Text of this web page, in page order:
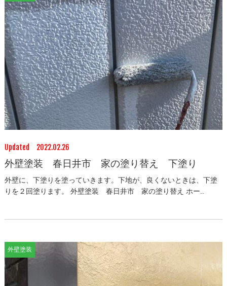
Updated 2022.02.26
外壁塗装 春日井市 家の塗り替え 下塗り
外壁に、下塗りを塗っていきます。下地が、良くないときは、下塗
りを２回塗ります。 外壁塗装 春日井市 家の塗り替え ホー..
外壁塗装